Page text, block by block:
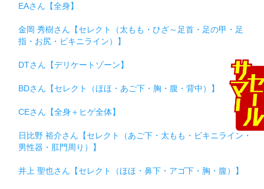
EAさん【全身】
金岡 秀樹さん【セレクト（太もも・ひざ～足首・足の甲・足
指・お尻・ビキニライン）】
DTさん【デリケートゾーン】
BDさん【セレクト（ほほ・あご下・胸・腹・背中）】
CEさん【全身＋ヒゲ全体】
日比野 裕介さん【セレクト（あご下・太もも・ビキニライン・
男性器・肛門周り）】
井上 聖也さん【セレクト（ほほ・鼻下・アゴ下・胸・腹）】